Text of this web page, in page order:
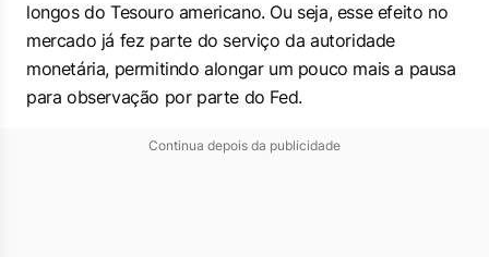
longos do Tesouro americano. Ou seja, esse efeito no
mercado já fez parte do serviço da autoridade
monetária, permitindo alongar um pouco mais a pausa
para observação por parte do Fed.
Continua depois da publicidade